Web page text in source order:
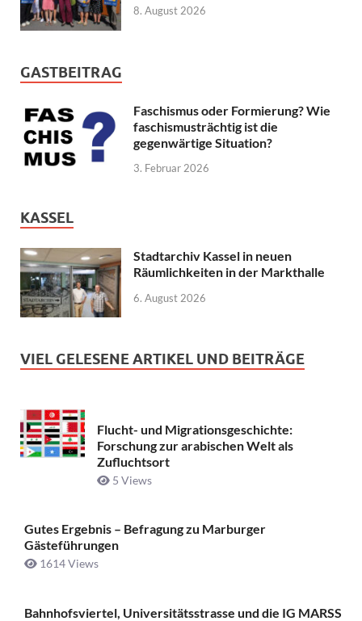
8. August 2026
GASTBEITRAG
Faschismus oder Formierung? Wie
faschismusträchtig ist die
gegenwärtige Situation?
3. Februar 2026
KASSEL
Stadtarchiv Kassel in neuen
Räumlichkeiten in der Markthalle
6. August 2026
VIEL GELESENE ARTIKEL UND BEITRÄGE
Flucht- und Migrationsgeschichte:
Forschung zur arabischen Welt als
Zufluchtsort
5 Views
Gutes Ergebnis – Befragung zu Marburger
Gästeführungen
1614 Views
Bahnhofsviertel, Universitätsstrasse und die IG MARSS